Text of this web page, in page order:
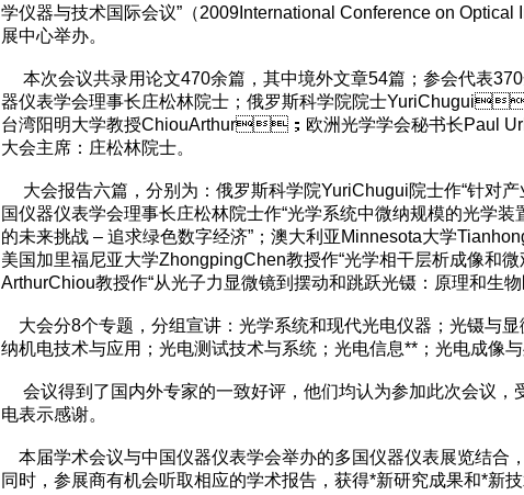
学仪器与技术国际会议”（2009International Conference on Optical
展中心举办。
本次会议共录用论文470余篇，其中境外文章54篇；参会代表
器仪表学会理事长庄松林院士；俄罗斯科学院院士
台湾阳明大学教授ChiouArthur；欧洲光学学会秘书长Paul
大会主席：庄松林院士。
大会报告六篇，分别为：俄罗斯科学院YuriChugui院士作“针
国仪器仪表学会理事长庄松林院士作“光学系统中微纳规模的光学装
的未来挑战 – 追求绿色数字经济”；澳大利亚Minnesota大学
美国加里福尼亚大学ZhongpingChen教授作“光学相干层析成像和微观
ArthurChiou教授作“从光子力显微镜到摆动和跳跃光镊：原理和生物医
大会分8个专题，分组宣讲：光学系统和现代光电仪器；光镊与显
纳机电技术与应用；光电测试技术与系统；光电信息**；光电成像与处
会议得到了国内外专家的一致好评，他们均认为参加此次会议，
电表示感谢。
本届学术会议与中国仪器仪表学会举办的多国仪器仪表展览结合
同时，参展商有机会听取相应的学术报告，获得*新研究成果和*新技